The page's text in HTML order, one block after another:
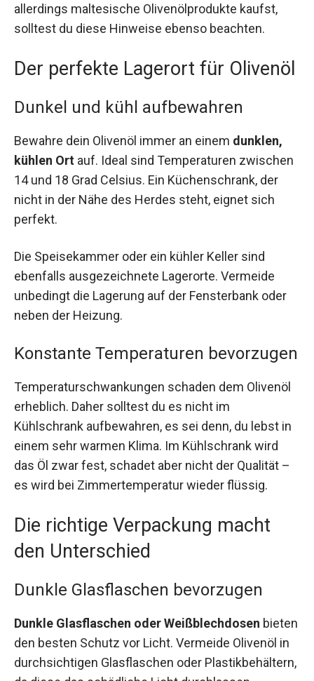
allerdings maltesische Olivenölprodukte kaufst,
solltest du diese Hinweise ebenso beachten.
Der perfekte Lagerort für Olivenöl
Dunkel und kühl aufbewahren
Bewahre dein Olivenöl immer an einem dunklen,
kühlen Ort auf. Ideal sind Temperaturen zwischen
14 und 18 Grad Celsius. Ein Küchenschrank, der
nicht in der Nähe des Herdes steht, eignet sich
perfekt.
Die Speisekammer oder ein kühler Keller sind
ebenfalls ausgezeichnete Lagerorte. Vermeide
unbedingt die Lagerung auf der Fensterbank oder
neben der Heizung.
Konstante Temperaturen bevorzugen
Temperaturschwankungen schaden dem Olivenöl
erheblich. Daher solltest du es nicht im
Kühlschrank aufbewahren, es sei denn, du lebst in
einem sehr warmen Klima. Im Kühlschrank wird
das Öl zwar fest, schadet aber nicht der Qualität –
es wird bei Zimmertemperatur wieder flüssig.
Die richtige Verpackung macht
den Unterschied
Dunkle Glasflaschen bevorzugen
Dunkle Glasflaschen oder Weißblechdosen bieten
den besten Schutz vor Licht. Vermeide Olivenöl in
durchsichtigen Glasflaschen oder Plastikbehältern,